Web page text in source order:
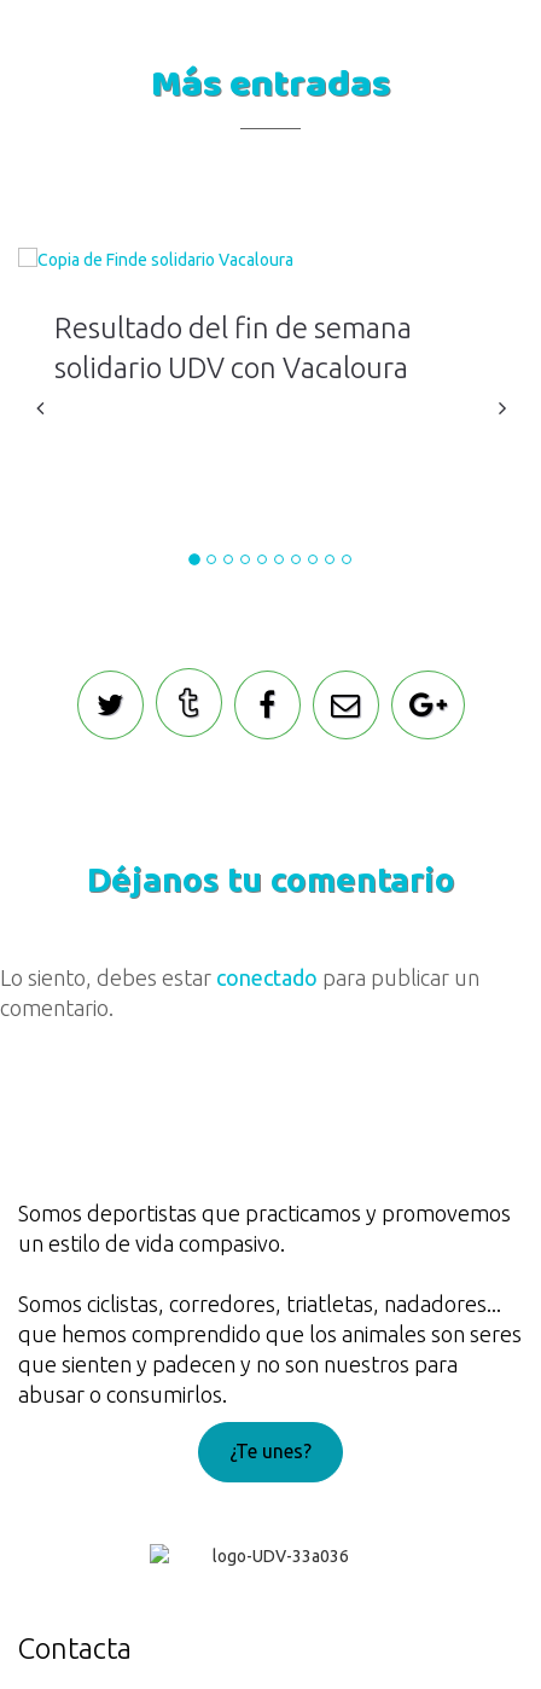
Más entradas
Resultado del fin de semana
solidario UDV con Vacaloura
Déjanos tu comentario
Lo siento, debes estar conectado para publicar un
comentario.
Somos deportistas que practicamos y promovemos
un estilo de vida compasivo.
Somos ciclistas, corredores, triatletas, nadadores...
que hemos comprendido que los animales son seres
que sienten y padecen y no son nuestros para
abusar o consumirlos.
¿Te unes?
Contacta